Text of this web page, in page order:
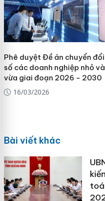
Phê duyệt Đề án chuyển đổi
số các doanh nghiệp nhỏ và
vừa giai đoạn 2026 - 2030
16/03/2026
Bài viết khác